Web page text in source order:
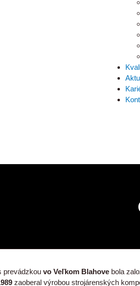
prevádzkou vo Veľkom Blahove bola
zaoberal výrobou strojárenských